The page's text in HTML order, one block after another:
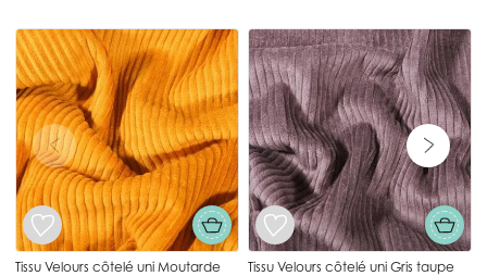
Press to skip carousel
Tissu Velours côtelé uni Moutarde Tissu Velours côtelé uni Gris taupe